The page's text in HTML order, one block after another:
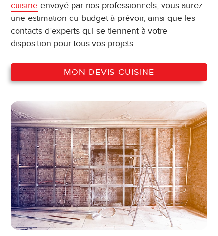
cuisine envoyé par nos professionnels, vous aurez
une estimation du budget à prévoir, ainsi que les
contacts d’experts qui se tiennent à votre
disposition pour tous vos projets.
MON DEVIS CUISINE